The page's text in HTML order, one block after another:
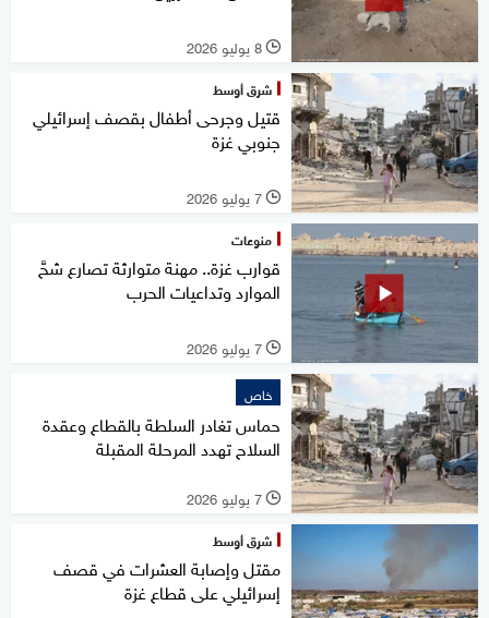
l 8 يوليو 2026
شرق أوسط
قتيل وجرحى أطفال بقصف إسرائيلي
جنوبي غزة
l 7 يوليو 2026
منوعات
قوارب غزة.. مهنة متوارثة تصارع شحَّ
الموارد وتداعيات الحرب
l 7 يوليو 2026
خاص
حماس تغادر السلطة بالقطاع وعقدة
السلاح تهدد المرحلة المقبلة
l 7 يوليو 2026
شرق أوسط
مقتل وإصابة العشرات في قصف
إسرائيلي على قطاع غزة